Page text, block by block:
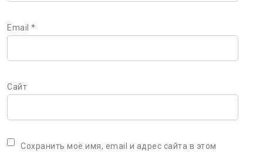
Email *
Сайт
Сохранить моё имя, email и адрес сайта в этом